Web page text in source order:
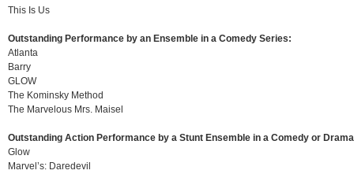
This Is Us
Outstanding Performance by an Ensemble in a Comedy Series:
Atlanta
Barry
GLOW
The Kominsky Method
The Marvelous Mrs. Maisel
Outstanding Action Performance by a Stunt Ensemble in a Comedy or
Glow
Marvel’s: Daredevil